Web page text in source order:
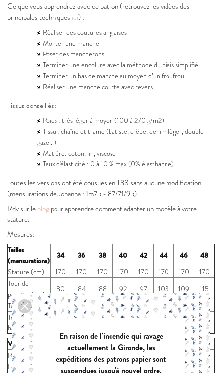
Ce que vous apprendrez avec ce patron (retrouvez les vidéos des
principales techniques ici) :
Réaliser des coutures anglaises
Monter une manche
Poser des mancherons
Terminer une encolure avec la méthode du biais simplifié
Terminer un bas de manche au moyen d’un froufrou
Réaliser une manche courte avec revers
Tissus conseillés:
Poids : très léger à moyen (100 à 270 g/m2)
Tissu : chaîne et trame (batiste, crêpe, denim léger, double
gaze...)
Matière: coton, lin, viscose
Taux d'élasticité : 0 à 10 % max (0% élasthanne)
Toutes les versions ont été cousues en T38 sans aucune modification
(mensurations de Johanna : 1m75 - 87/71/95).
Rdv sur leblog pour apprendre comment adapter un modèle à votre
stature.
Mesures:
Tailles
(mensurations)
34 36 38 40 42 44 46
48
Stature (cm)
170 170 170 170 170 170 170
170
Tour de
poitrine (cm)
80 84 88 92 97 103 109
115
Tour de taille
62 66 70 74 79 85 91
97
Tour de
hanches (cm)
115 121
Vêtement fini 40 44 46
48
Poitrine (cm)
109 113 122 128 134
140
Longueur
En raison de l'incendie qui ravage
actuellement la Gironde, les
expéditions des patrons papier sont
suspendues jusqu'à nouvel ordre.